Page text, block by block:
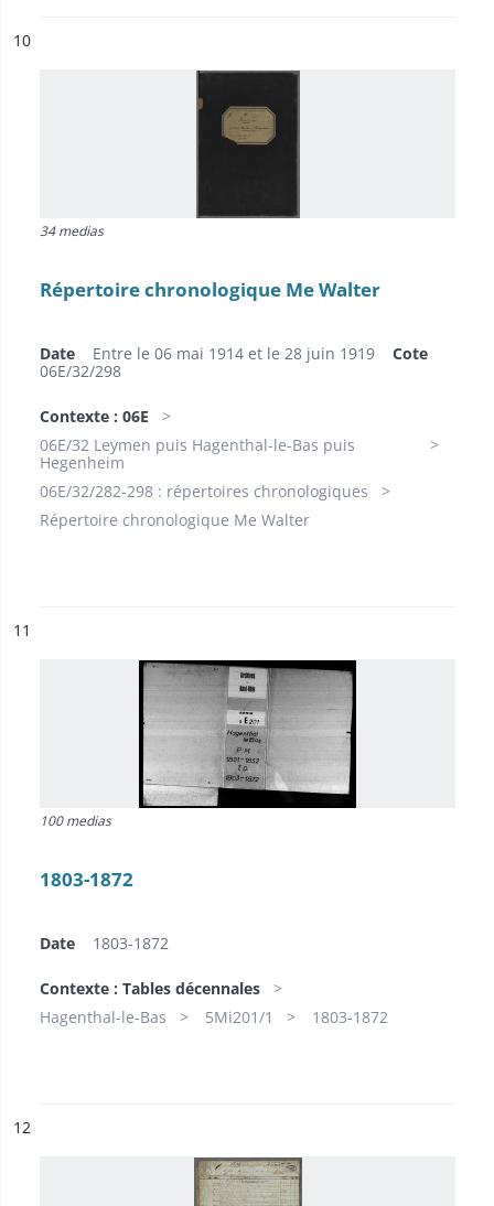
n°
10
34 medias
Répertoire chronologique Me Walter
Date Entre le 06 mai 1914 et le 28 juin 1919
Cote
06E/32/298
Contexte : 06E
06E/32 Leymen puis Hagenthal-le-Bas puis
Hegenheim
06E/32/282-298 : répertoires chronologiques
Répertoire chronologique Me Walter
n°
11
100 medias
1803-1872
Date 1803-1872
Contexte : Tables décennales
Hagenthal-le-Bas
5Mi201/1 1803-1872
n°
12